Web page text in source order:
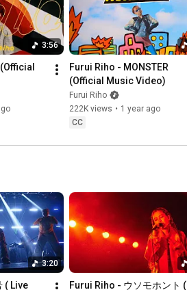
】※SOLD OUT!!
/ START 16:00
18:00 / START
19:00
live.com/tokyo/...
】
19:00 / START 20:00
/ knoak
3:56
Furui Riho - MONSTER
(Official Music Video)
Furui Riho
222K views • 1 year ago
CC
3:20
( Live
Furui Riho - ウソモホント (